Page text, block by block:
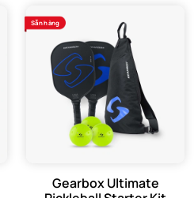
Sẵn hàng
Gearbox Ultimate